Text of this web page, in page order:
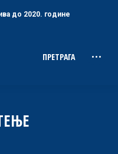
до 2020. године
Search:
ПРЕТРАГА